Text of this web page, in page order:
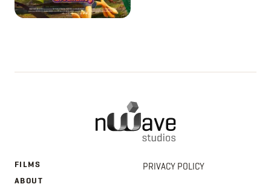
FILMS
ABOUT
PRIVACY POLICY